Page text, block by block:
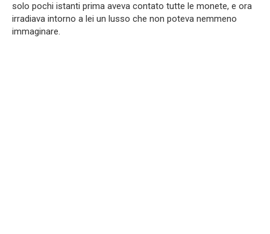
solo pochi istanti prima aveva contato tutte le monete, e ora
irradiava intorno a lei un lusso che non poteva nemmeno
immaginare.